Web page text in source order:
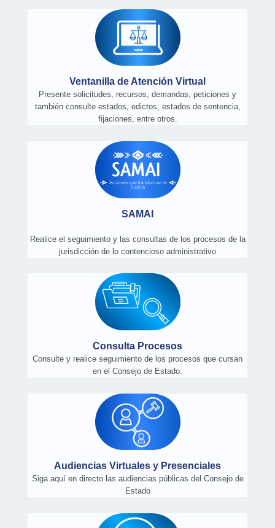
Ventanilla de Atención Virtual
Presente solicitudes, recursos, demandas, peticiones y
también consulte estados, edictos, estados de sentencia,
fijaciones, entre otros.
SAMAI
Realice el seguimiento y las consultas de los procesos de la
jurisdicción de lo contencioso administrativo
Consulta Procesos
Consulte y realice seguimiento de los procesos que cursan
en el Consejo de Estado.
Audiencias Virtuales y Presenciales
Siga aquí en directo las audiencias públicas del Consejo de
Estado